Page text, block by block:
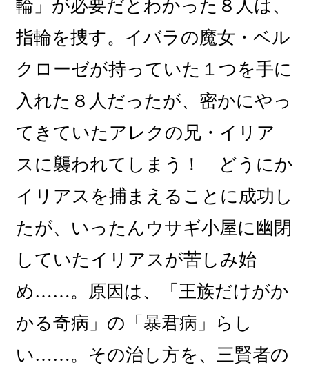
輪」が必要だとわかった８人は、
指輪を捜す。イバラの魔女・ベル
クローゼが持っていた１つを手に
入れた８人だったが、密かにやっ
てきていたアレクの兄・イリア
スに襲われてしまう！ どうにか
イリアスを捕まえることに成功し
たが、いったんウサギ小屋に幽閉
していたイリアスが苦しみ始
め……。原因は、「王族だけがか
かる奇病」の「暴君病」らし
い……。その治し方を、三賢者の